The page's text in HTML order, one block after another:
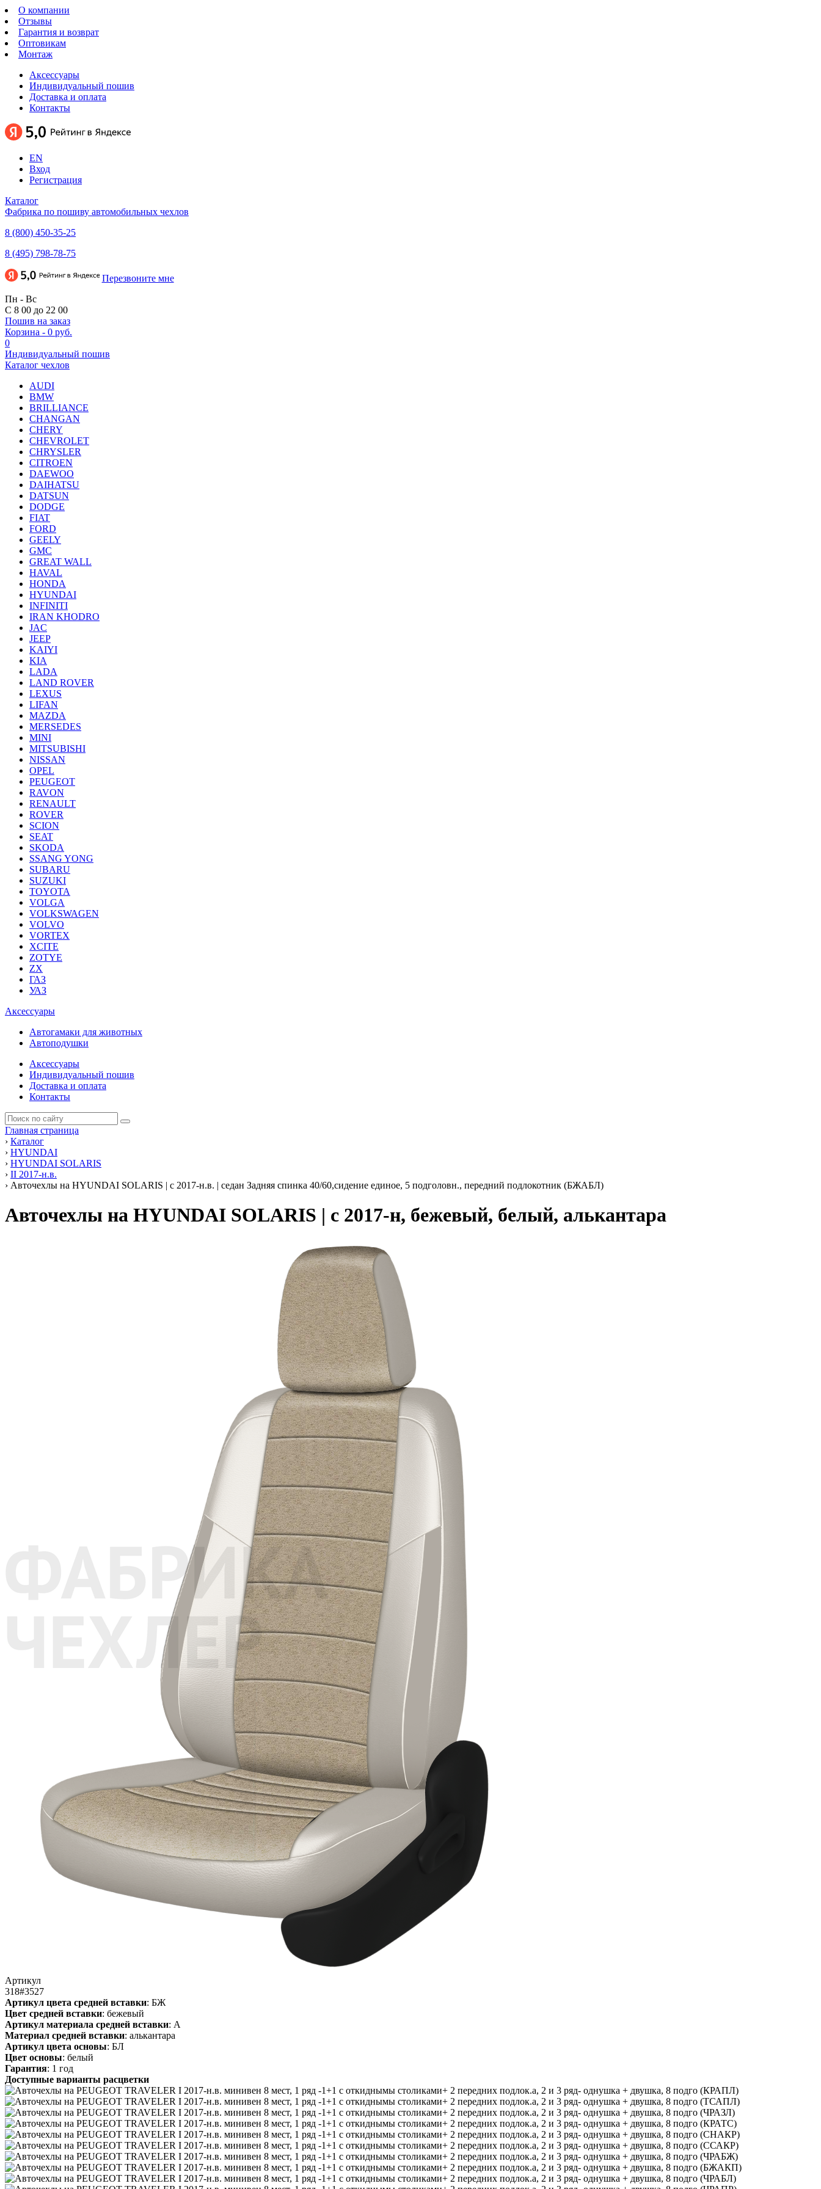
О компании
Отзывы
Гарантия и возврат
Оптовикам
Монтаж
Аксессуары
Индивидуальный пошив
Доставка и оплата
Контакты
EN
Вход
Регистрация
Каталог
Фабрика по пошиву автомобильных чехлов
8 (800) 450-35-25
8 (495) 798-78-75
Перезвоните мне
Пн - Вс
С 8 00 до 22 00
Пошив на заказ
Корзина - 0 руб.
0
Индивидуальный пошив
Каталог чехлов
AUDI
BMW
BRILLIANCE
CHANGAN
CHERY
CHEVROLET
CHRYSLER
CITROEN
DAEWOO
DAIHATSU
DATSUN
DODGE
FIAT
FORD
GEELY
GMC
GREAT WALL
HAVAL
HONDA
HYUNDAI
INFINITI
IRAN KHODRO
JAC
JEEP
KAIYI
KIA
LADA
LAND ROVER
LEXUS
LIFAN
MAZDA
MERSEDES
MINI
MITSUBISHI
NISSAN
OPEL
PEUGEOT
RAVON
RENAULT
ROVER
SCION
SEAT
SKODA
SSANG YONG
SUBARU
SUZUKI
TOYOTA
VOLGA
VOLKSWAGEN
VOLVO
VORTEX
XCITE
ZOTYE
ZX
ГАЗ
УАЗ
Аксессуары
Автогамаки для животных
Автоподушки
Аксессуары
Индивидуальный пошив
Доставка и оплата
Контакты
Главная страница
› Каталог
› HYUNDAI
› HYUNDAI SOLARIS
› II 2017-н.в.
› Авточехлы на HYUNDAI SOLARIS | с 2017-н.в. | седан Задняя спинка 40/60,сидение единое, 5 подголовн., передний подлокотник (БЖАБЛ)
Авточехлы на HYUNDAI SOLARIS | с 2017-н, бежевый, белый, алькантара
Артикул
318#3527
Артикул цвета средней вставки: БЖ
Цвет средней вставки: бежевый
Артикул материала средней вставки: А
Материал средней вставки: алькантара
Артикул цвета основы: БЛ
Цвет основы: белый
Гарантия: 1 год
Доступные варианты расцветки